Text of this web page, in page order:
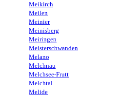
Meikirch
Meilen
Meinier
Meinisberg
Meiringen
Meisterschwanden
Melano
Melchnau
Melchsee-Frutt
Melchtal
Melide